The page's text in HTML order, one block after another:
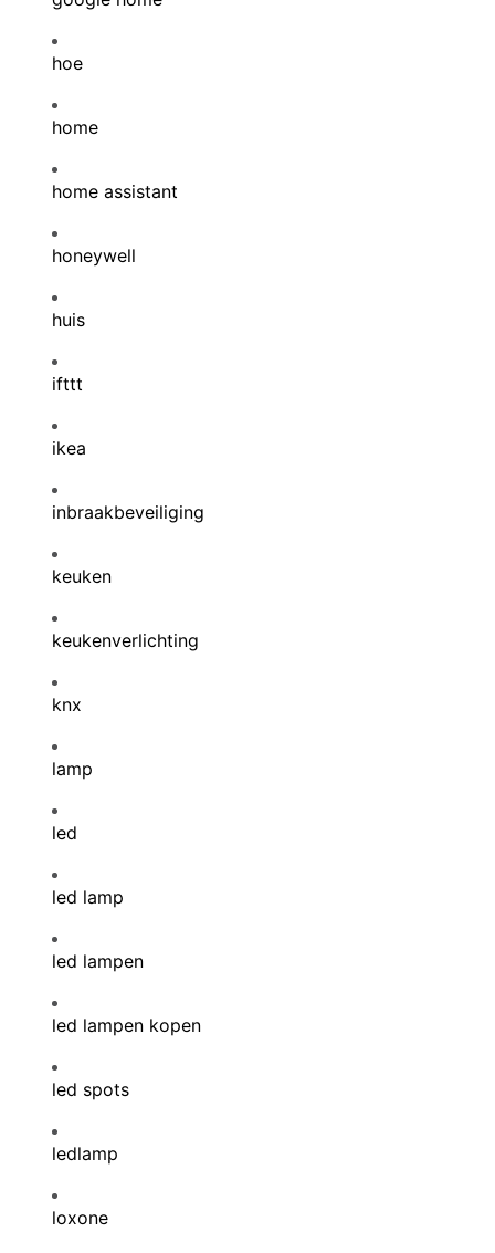
hoe
home
home assistant
honeywell
huis
ifttt
ikea
inbraakbeveiliging
keuken
keukenverlichting
knx
lamp
led
led lamp
led lampen
led lampen kopen
led spots
ledlamp
loxone